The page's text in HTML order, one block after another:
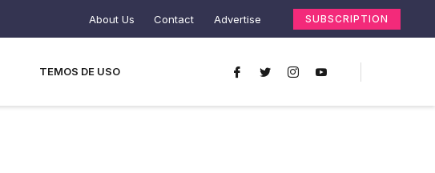
About Us Contact Advertise SUBSCRIPTION
TEMOS DE USO